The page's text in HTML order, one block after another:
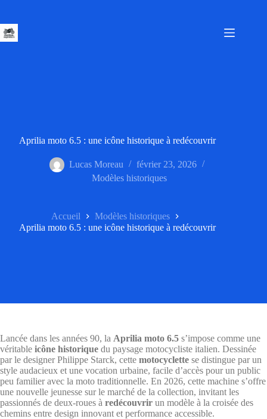
contenu
Aprilia moto 6.5 : une icône historique à redécouvrir
Lucas Moreau
février 23, 2026
Modèles historiques
Accueil
Modèles historiques
Aprilia moto 6.5 : une icône historique à redécouvrir
Lancée dans les années 90, la Aprilia moto 6.5 s’impose comme une
véritable icône historique du paysage motocycliste italien. Dessinée
par le designer Philippe Starck, cette motocyclette se distingue par un
style audacieux et une vocation urbaine, facile d’accès pour un public
peu familier avec la moto traditionnelle. En 2026, cette machine s’offre
une nouvelle jeunesse sur le marché de la collection, invitant les
passionnés de deux-roues à redécouvrir un modèle à la croisée des
chemins entre design innovant et performance accessible.